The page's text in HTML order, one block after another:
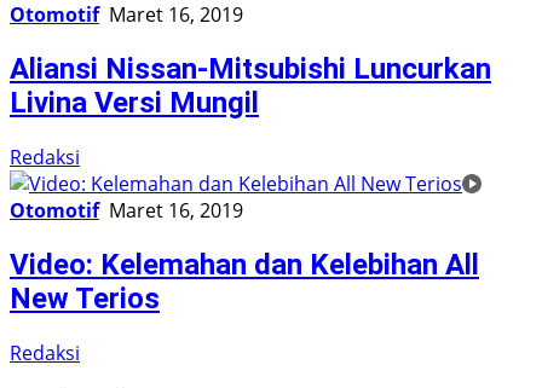
Otomotif Maret 16, 2019
Aliansi Nissan-Mitsubishi Luncurkan
Livina Versi Mungil
Redaksi
Otomotif Maret 16, 2019
Video: Kelemahan dan Kelebihan All
New Terios
Redaksi